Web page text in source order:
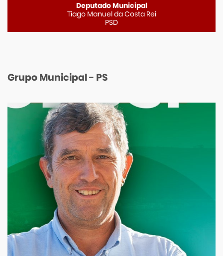
Deputado Municipal
Tiago Manuel da Costa Rei
PSD
Grupo Municipal - PS